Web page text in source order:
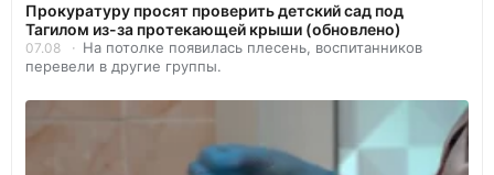
Прокуратуру просят проверить детский сад под
Тагилом из-за протекающей крыши (обновлено)
07.08
На потолке появилась плесень, воспитанников
перевели в другие группы.